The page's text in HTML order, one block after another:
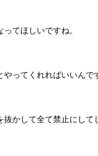
てほしいですね。
やってくれればいいんで
抜かして全て禁止にして